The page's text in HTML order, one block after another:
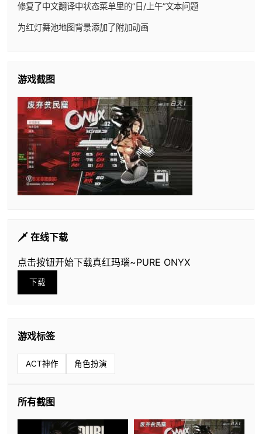
修复了中文翻译中状态菜单里的”日/上午”文本问题
为红灯舞池地图背景添加了附加动画
游戏截图
🗡️ 在线下载
点击按钮开始下载真红玛瑙~PURE ONYX
下载
游戏标签
ACT神作 角色扮演
所有截图